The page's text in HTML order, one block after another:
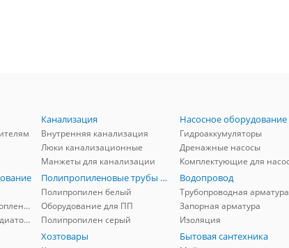
Канализация
Внутренняя канализация
Люки канализационные
Манжеты для канализации
Насосное оборудование
Гидроаккумуляторы
Дренажные насосы
Комплектующие для отопления
Комплектующие для радиаторов
Полипропиленовые трубы и фитинги
Полипропилен белый
Оборудование для ПП
Полипропилен серый
Водопровод
Трубопроводная арматура
Запорная арматура
Изоляция
Хозтовары Бытовая сантехника